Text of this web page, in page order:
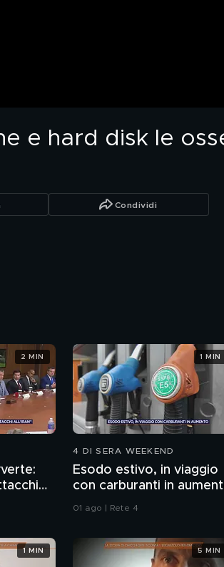
e hard disk le
Condividi
2 MIN
4 DI SERA WEEKEND
Esodo estivo, in viaggio
con carburanti in
01 ago | Rete 4
1 MIN
1 MIN 5 MIN